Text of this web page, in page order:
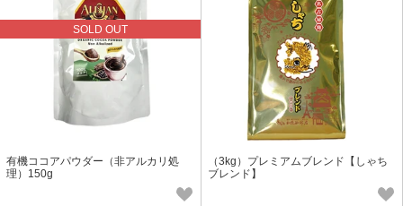
SOLD OUT
有機ココアパウダー（非アルカリ処
理）150g
（3kg）プレミアムブレンド【しゃち
ブレンド】